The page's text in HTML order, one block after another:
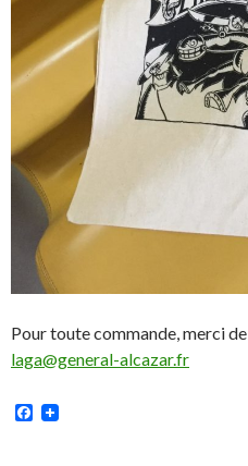
Pour toute commande, merci
laga@general-alcazar.fr
Facebook